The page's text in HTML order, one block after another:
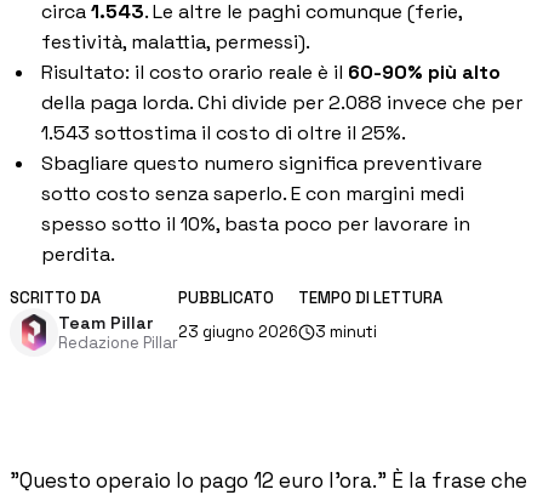
Sicurezza
Verifica documentale automatica per i tuoi cantieri
Calcolatori e strumenti gratuiti per la tua impresa
circa1.543. Le altre le paghi comunque (ferie,
festività, malattia, permessi).
Risultato: il costo orario reale è il 60-90% più alto
della paga lorda. Chi divide per 2.088 invece che per
1.543 sottostima il costo di oltre il 25%.
Sbagliare questo numero significa preventivare
sotto costo senza saperlo. E con margini medi
spesso sotto il 10%, basta poco per lavorare in
perdita.
SCRITTO DA
Team Pillar
Redazione Pillar
PUBBLICATO
23 giugno 2026
TEMPO DI LETTURA
3 minuti
"Questo operaio lo pago 12 euro l'ora." È la frase che